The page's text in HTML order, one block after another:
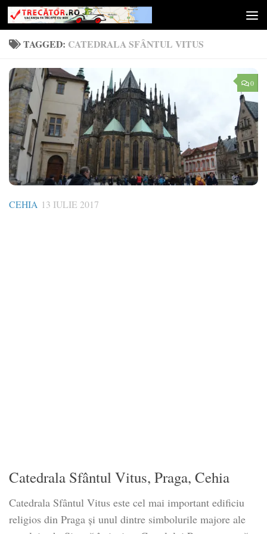
Skip to content
TAGGED: CATEDRALA SFÂNTUL VITUS
0
CEHIA 13 IULIE 2017
Catedrala Sfântul Vitus, Praga, Cehia
Catedrala Sfântul Vitus este cel mai important edificiu
religios din Praga și unul dintre simbolurile majore ale